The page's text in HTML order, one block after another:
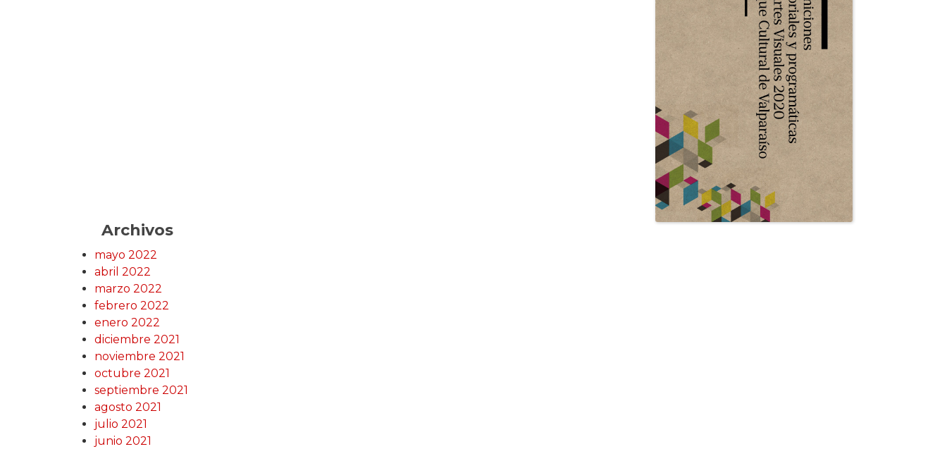
Archivos
mayo 2022
abril 2022
marzo 2022
febrero 2022
enero 2022
diciembre 2021
noviembre 2021
octubre 2021
septiembre 2021
agosto 2021
julio 2021
junio 2021